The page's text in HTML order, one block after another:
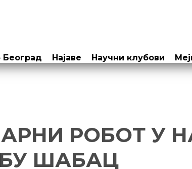
Београд Најаве Научни клубови
РОБОТ У
ШАБАЦ